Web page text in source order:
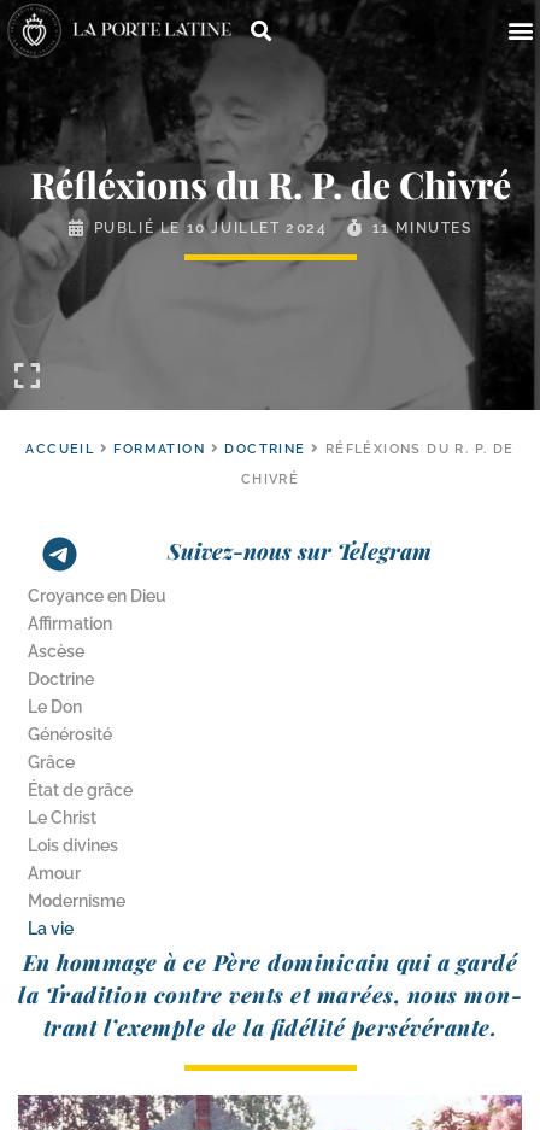
Réfléxions du R. P. de Chivré
PUBLIÉ LE 10 JUILLET 2024 11 MINUTES
ACCUEIL FORMATION DOCTRINE
RÉFLÉXIONS DU R. P. DE
CHIVRÉ
Suivez-nous sur Telegram
Croyance en Dieu
Affirmation
Ascèse
Doctrine
Le Don
Générosité
Grâce
État de grâce
Le Christ
Lois divines
Amour
Modernisme
La vie
En hom­mage à ce Père domi­ni­cain qui a gar­dé
la Tradition contre vents et marées, nous mon­
trant l’exemple de la fidé­li­té persévérante.